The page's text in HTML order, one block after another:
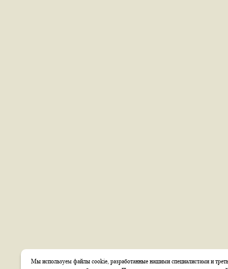
Мы используем файлы cookie, разработанные нашими специалистами и